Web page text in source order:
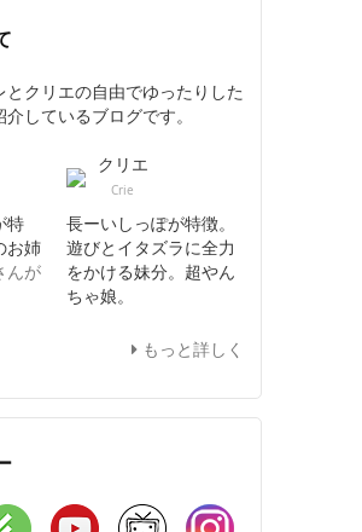
クリエの自由でゆったりした
しているブログです。
特
お姉
んが
クリエ
Crie
長ーいしっぽが特徴。
遊びとイタズラに全力
をかける妹分。超やん
ちゃ娘。
もっと詳しく
Feedly YouTube ニコニコ動画